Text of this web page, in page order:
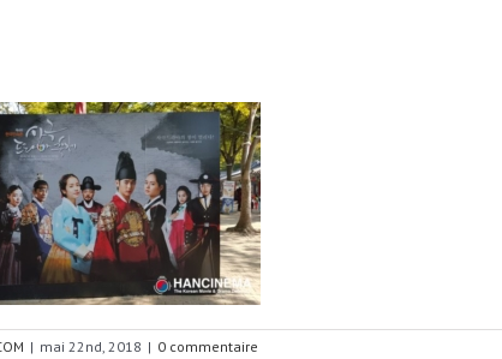
| mai 22nd, 2018 | 0 commentaire